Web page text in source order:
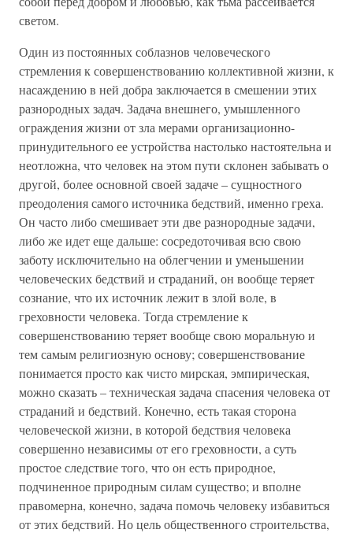
светом.
Один из постоянных соблазнов человеческого
стремления к совершенствованию коллективной жизни, к
насаждению в ней добра заключается в смешении этих
разнородных задач. Задача внешнего, умышленного
ограждения жизни от зла мерами организационно-
принудительного ее устройства настолько настоятельна и
неотложна, что человек на этом пути склонен забывать о
другой, более основной своей задаче – сущностного
преодоления самого источника бедствий, именно греха.
Он часто либо смешивает эти две разнородные задачи,
либо же идет еще дальше: сосредоточивая всю свою
заботу исключительно на облегчении и уменьшении
человеческих бедствий и страданий, он вообще теряет
сознание, что их источник лежит в злой воле, в
греховности человека. Тогда стремление к
совершенствованию теряет вообще свою моральную и
тем самым религиозную основу; совершенствование
понимается просто как чисто мирская, эмпирическая,
можно сказать – техническая задача спасения человека от
страданий и бедствий. Конечно, есть такая сторона
человеческой жизни, в которой бедствия человека
совершенно независимы от его греховности, а суть
простое следствие того, что он есть природное,
подчиненное природным силам существо; и вполне
правомерна, конечно, задача помочь человеку избавиться
от этих бедствий. Но цель общественного строительства,